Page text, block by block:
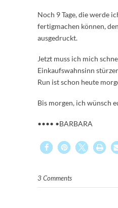
Noch 9 Tage, die werde
fertigmachen können,
ausgedruckt.
Jetzt muss ich mich
Einkaufswahnsinn
Run ist schon heute
Bis morgen, ich wünsch
•••• •BARBARA
3 Comments